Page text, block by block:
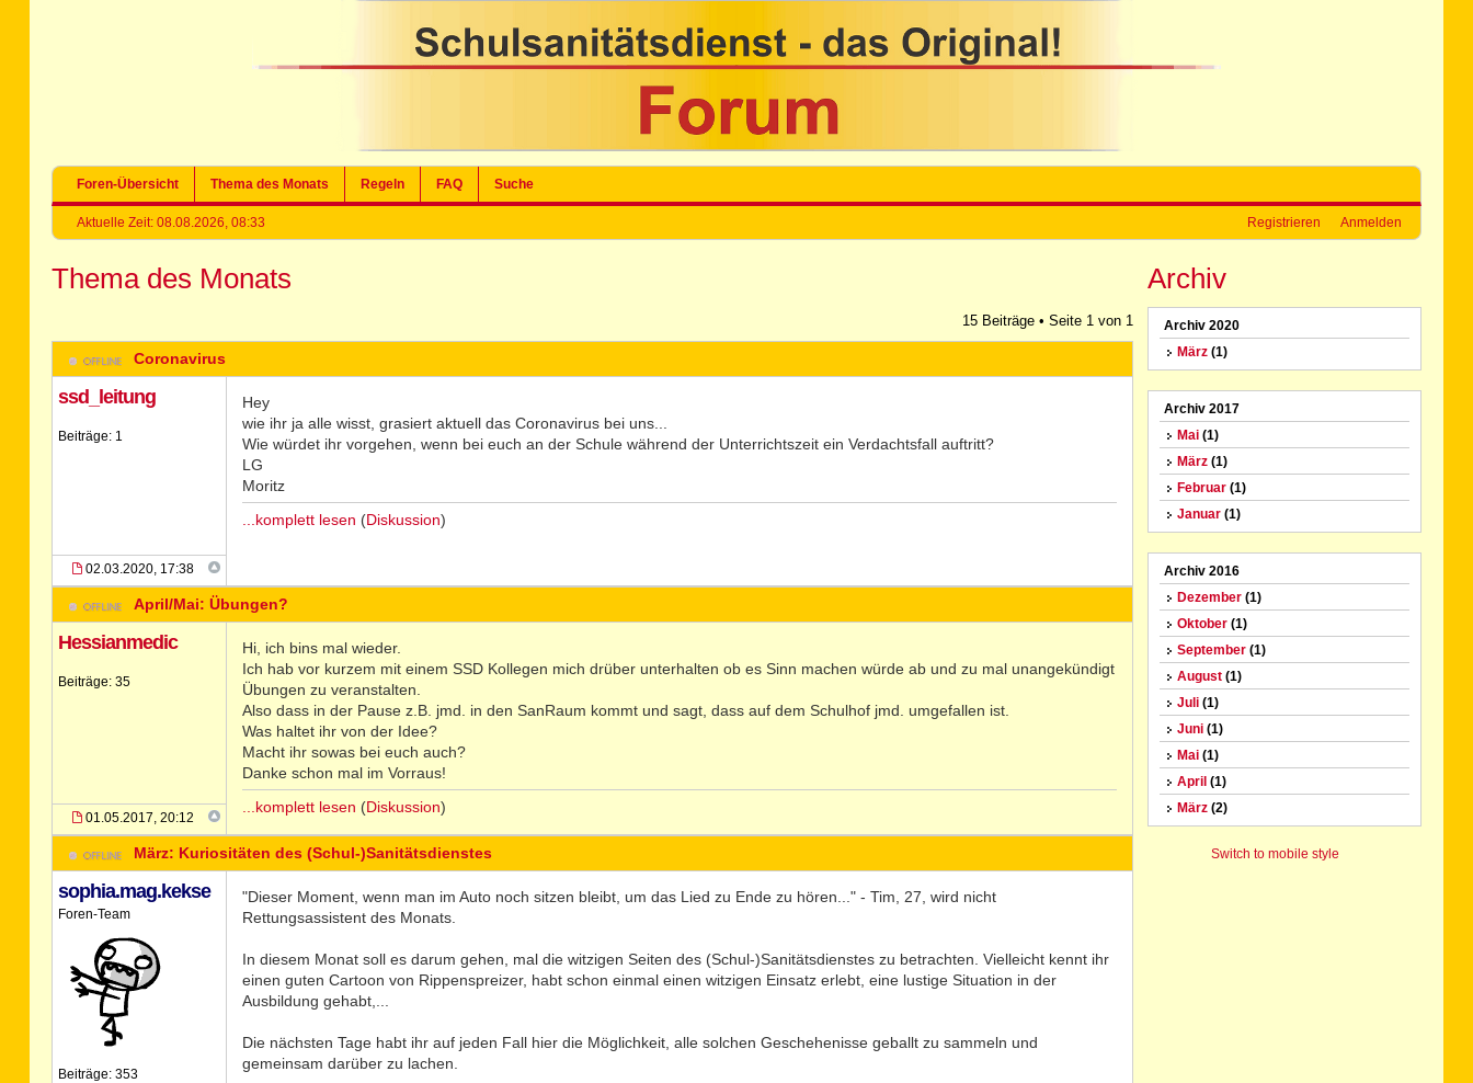
Foren-Übersicht Thema des Monats Regeln FAQ Suche
Aktuelle Zeit: 08.08.2026, 08:33 Registrieren Anmelden
Archiv
Archiv 2020
März(1)
Archiv 2017
Mai(1)
März(1)
Februar(1)
Januar(1)
Archiv 2016
Dezember(1)
Oktober(1)
September(1)
August(1)
Juli(1)
Juni(1)
Mai(1)
April (1)
März(2)
Thema des Monats
15 Beiträge • Seite 1 von 1
Coronavirus
ssd_leitung
Beiträge: 1
02.03.2020, 17:38
Hey
wie ihr ja alle wisst, grasiert aktuell das Coronavirus bei uns...
Wie würdet ihr vorgehen, wenn bei euch an der Schule während der Unterrichtszeit ein Verdachtsfall auftritt?
LG
Moritz
...komplett lesen (Diskussion)
April/Mai: Übungen?
Hessianmedic
Beiträge: 35
01.05.2017, 20:12
Hi, ich bins mal wieder.
Ich hab vor kurzem mit einem SSD Kollegen mich drüber unterhalten ob es Sinn machen würde ab und zu mal unangekündigt
Übungen zu veranstalten.
Also dass in der Pause z.B. jmd. in den SanRaum kommt und sagt, dass auf dem Schulhof jmd. umgefallen ist.
Was haltet ihr von der Idee?
Macht ihr sowas bei euch auch?
Danke schon mal im Vorraus!
...komplett lesen (Diskussion)
März: Kuriositäten des (Schul-)Sanitätsdienstes
sophia.mag.kekse
Foren-Team
Beiträge: 353
"Dieser Moment, wenn man im Auto noch sitzen bleibt, um das Lied zu Ende zu hören..." - Tim, 27, wird nicht
Rettungsassistent des Monats.
In diesem Monat soll es darum gehen, mal die witzigen Seiten des (Schul-)Sanitätsdienstes zu betrachten. Vielleicht kennt ihr
einen guten Cartoon von Rippenspreizer, habt schon einmal einen witzigen Einsatz erlebt, eine lustige Situation in der
Ausbildung gehabt,...
Die nächsten Tage habt ihr auf jeden Fall hier die Möglichkeit, alle solchen Geschehenisse geballt zu sammeln und
gemeinsam darüber zu lachen.
Switch to mobile style